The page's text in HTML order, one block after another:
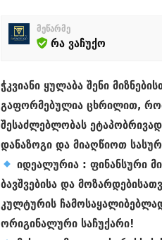
მეწარმე
რა ვაჩუქო
ჭკვიანი ყულაბა შენი
გაფორმებულია ცხრილით,
შესაძლებლობას
დანაზოგი და მიაღწიოთ
იდეალურია : ფინანსური
ბავშვებისა და
კულტურის
ორიგინალური საჩუქარი!